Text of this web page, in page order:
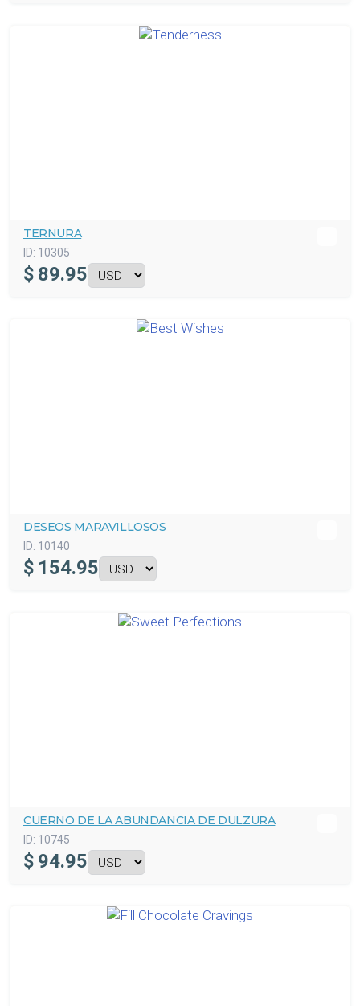
TERNURA
ID: 10305
$ 89.95
DESEOS MARAVILLOSOS
ID: 10140
$ 154.95
CUERNO DE LA ABUNDANCIA DE DULZURA
ID: 10745
$ 94.95